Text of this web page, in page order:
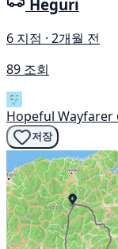
Heguri
6 지점 · 2개월 전
89 조회
Hopeful Wayfarer
저장